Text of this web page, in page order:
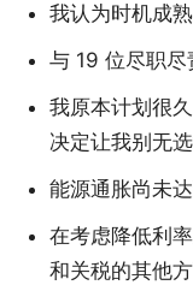
我认为时机成
与 19 位尽职尽
我原本计划很
决定让我别无选
能源通胀尚未达
在考虑降低利
和关税的其他方